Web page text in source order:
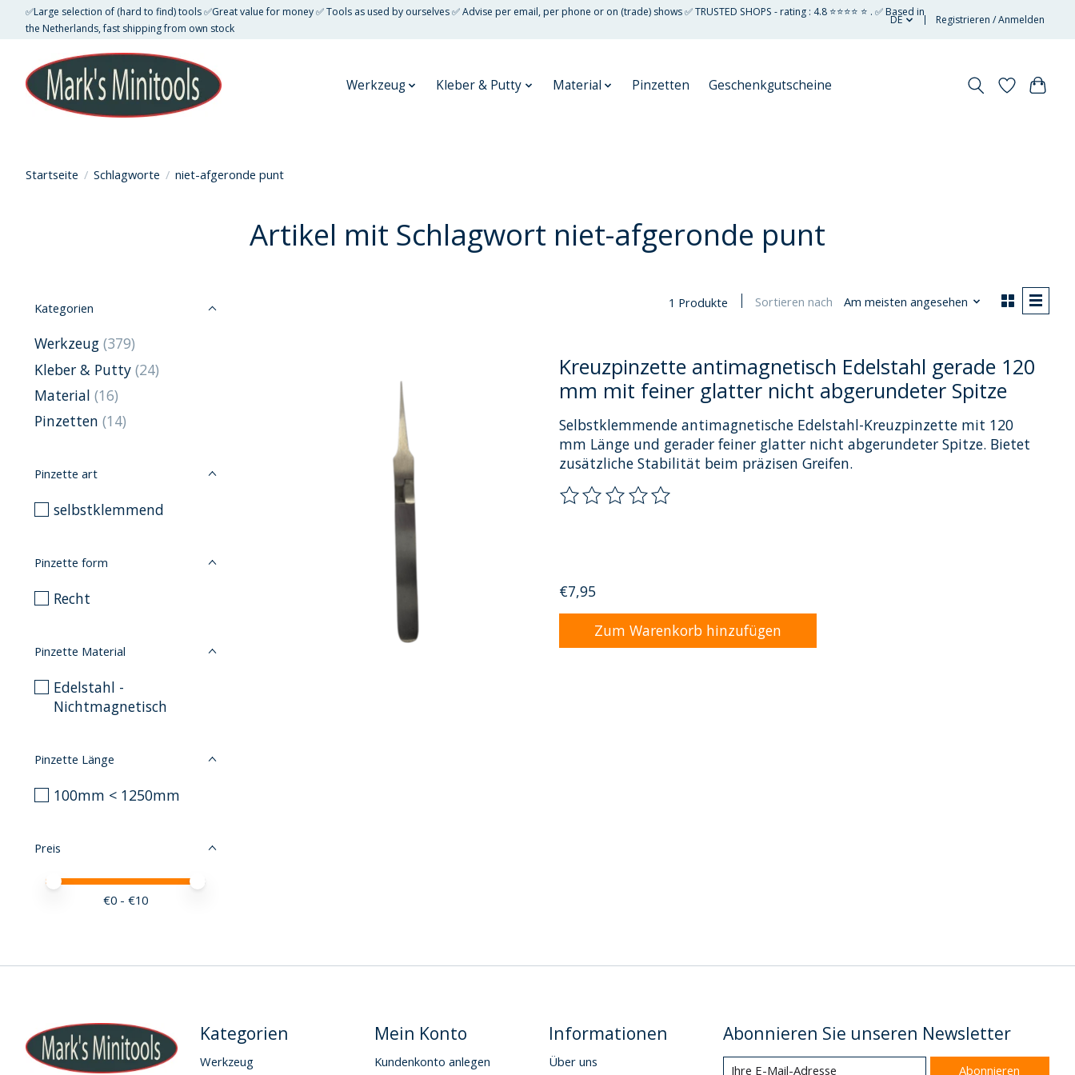
✅Large selection of (hard to find) tools ✅Great value for money ✅ Tools as used by ourselves ✅ Advise per email, per phone or on (trade) shows ✅ TRUSTED SHOPS - rating : 4.8 ⭐⭐⭐⭐ ⭐ . ✅ Based in
the Netherlands, fast shipping from own stock
DE Registrieren / Anmelden
Werkzeug Kleber & Putty Material Pinzetten Geschenkgutscheine
Startseite / Schlagworte / niet-afgeronde punt
Artikel mit Schlagwort niet-afgeronde punt
Kategorien
Werkzeug (379)
Kleber & Putty (24)
Material (16)
Pinzetten (14)
Pinzette art
selbstklemmend
Pinzette form
Recht
Pinzette Material
Edelstahl -
Nichtmagnetisch
Pinzette Länge
100mm < 1250mm
Preis
Preis – Mindestwert
Price maximum value
€0 - €10
1 Produkte Sortieren nach Am meisten angesehen
Kreuzpinzette antimagnetisch Edelstahl gerade 120
mm mit feiner glatter nicht abgerundeter Spitze
Selbstklemmende antimagnetische Edelstahl-Kreuzpinzette mit 120
mm Länge und gerader feiner glatter nicht abgerundeter Spitze. Bietet
zusätzliche Stabilität beim präzisen Greifen.
Die Bewertung dieses Produkts ist
€7,95
Zum Warenkorb hinzufügen
Kategorien
Werkzeug
Mein Konto
Kundenkonto anlegen
Informationen
Über uns
Abonnieren Sie unseren Newsletter
Abonnieren